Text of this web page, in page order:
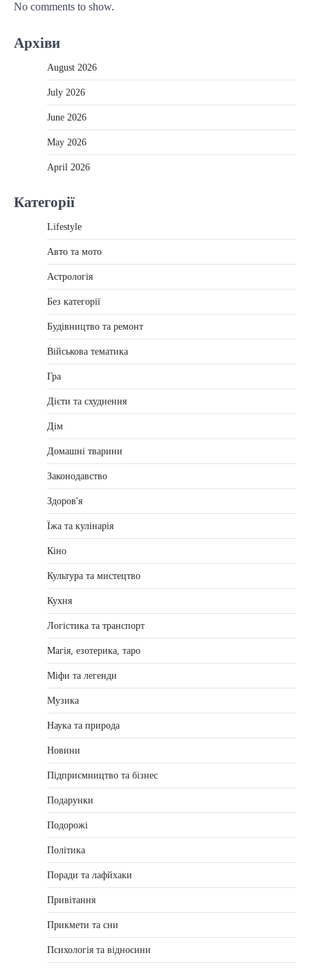
No comments to show.
Архіви
August 2026
July 2026
June 2026
May 2026
April 2026
Категорії
Lifestyle
Авто та мото
Астрологія
Без категорії
Будівництво та ремонт
Військова тематика
Гра
Дієти та схуднення
Дім
Домашні тварини
Законодавство
Здоров'я
Їжа та кулінарія
Кіно
Культура та мистецтво
Кухня
Логістика та транспорт
Магія, езотерика, таро
Міфи та легенди
Музика
Наука та природа
Новини
Підприємництво та бізнес
Подарунки
Подорожі
Політика
Поради та лафйхаки
Привітання
Прикмети та сни
Психологія та відносини